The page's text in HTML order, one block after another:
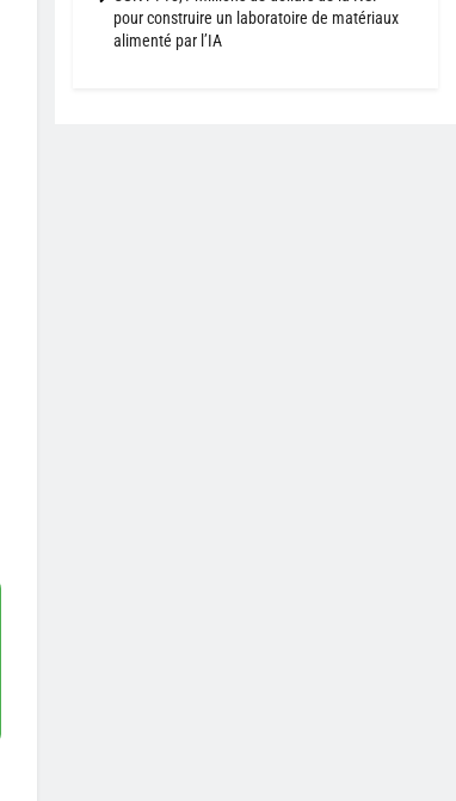
pour construire un laboratoire de matériaux
alimenté par l’IA